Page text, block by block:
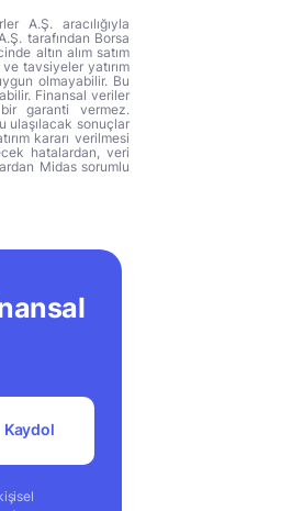
A.Ş. aracılığıyla
tarafından Borsa
altın alım satım
tavsiyeler yatırım
olmayabilir. Bu
Finansal veriler
garanti vermez.
ulaşılacak sonuçlar
kararı verilmesi
hatalardan, veri
Midas sorumlu
Kaydol